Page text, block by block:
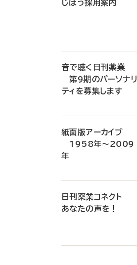
じほう採用案内
音で聴く日刊薬業
第9期のパーソナリ
ティを募集します
紙面版アーカイブ
1958年～2009
年
日刊薬業コネクト
あなたの声を！